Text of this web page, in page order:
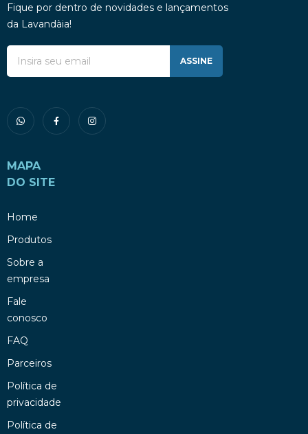
Fique por dentro de novidades e lançamentos
da Lavandàia!
ASSINE
MAPA
DO SITE
Home
Produtos
Sobre a
empresa
Fale
conosco
FAQ
Parceiros
Política de
privacidade
Política de